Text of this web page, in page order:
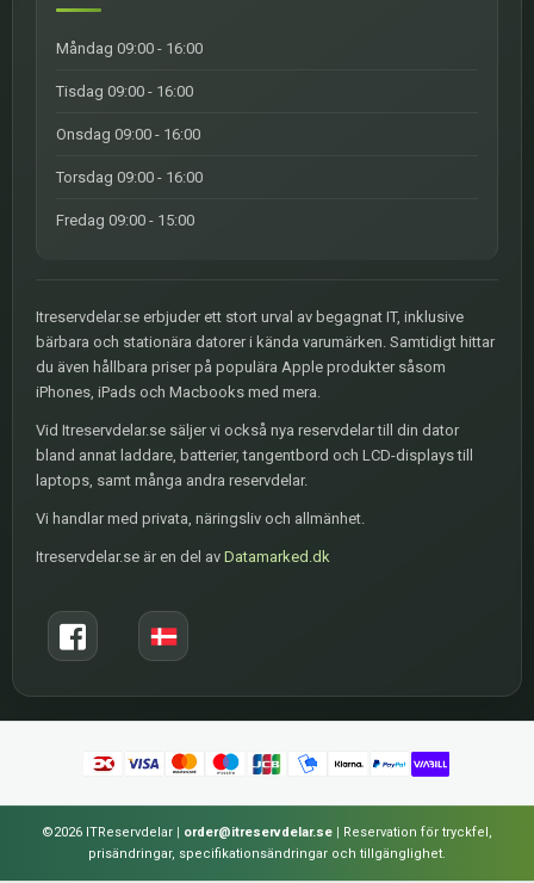
Måndag 09:00 - 16:00
Tisdag 09:00 - 16:00
Onsdag 09:00 - 16:00
Torsdag 09:00 - 16:00
Fredag 09:00 - 15:00
Itreservdelar.se erbjuder ett stort urval av begagnat IT, inklusive
bärbara och stationära datorer i kända varumärken. Samtidigt hittar
du även hållbara priser på populära Apple produkter såsom
iPhones, iPads och Macbooks med mera.
Vid Itreservdelar.se säljer vi också nya reservdelar till din dator
bland annat laddare, batterier, tangentbord och LCD-displays till
laptops, samt många andra reservdelar.
Vi handlar med privata, näringsliv och allmänhet.
Itreservdelar.se är en del av Datamarked.dk
©2026 ITReservdelar | order@itreservdelar.se | Reservation för tryckfel,
prisändringar, specifikationsändringar och tillgänglighet.